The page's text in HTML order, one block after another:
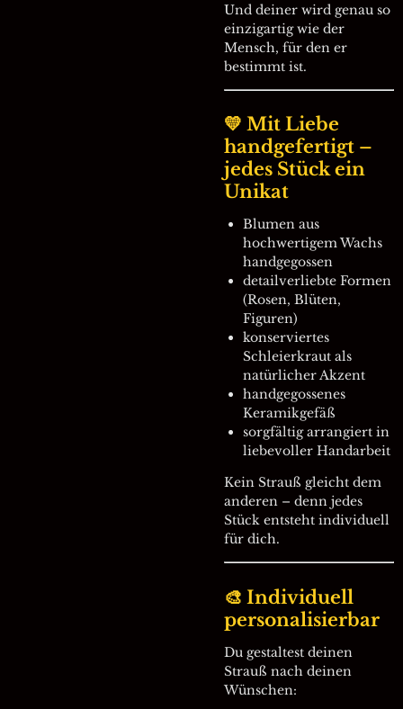
Und deiner wird genau so
einzigartig wie der
Mensch, für den er
bestimmt ist.
💛 Mit Liebe
handgefertigt –
jedes Stück ein
Unikat
Blumen aus
hochwertigem Wachs
handgegossen
detailverliebte Formen
(Rosen, Blüten,
Figuren)
konserviertes
Schleierkraut als
natürlicher Akzent
handgegossenes
Keramikgefäß
sorgfältig arrangiert in
liebevoller Handarbeit
Kein Strauß gleicht dem
anderen – denn jedes
Stück entsteht individuell
für dich.
🎨 Individuell
personalisierbar
Du gestaltest deinen
Strauß nach deinen
Wünschen: